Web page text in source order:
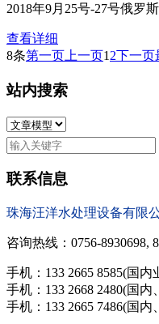
2018年9月25号-27号俄罗
查看详细
8条第一页 上一页1 2下一页
站内搜索
联系信息
珠海汪洋水处理设备有限
咨询热线：0756-8930698,
手机：133 2665 8585(国内
手机：133 2668 2480(国内
手机：133 2665 7486(国内